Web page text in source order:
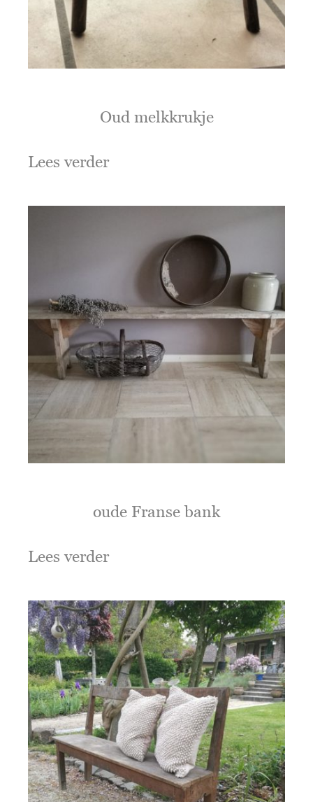
Oud melkkrukje
Lees verder
oude Franse bank
Lees verder